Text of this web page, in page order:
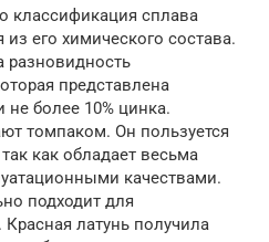
классификация сплава
его химического состава.
разновидность
представлена
не более 10% цинка.
томпаком. Он пользуется
как обладает весьма
качествами.
подходит для
латунь получила